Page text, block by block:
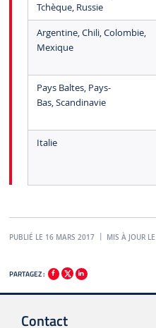
Tchèque, Russie
Argentine, Chili, Colombie,
Mexique
Pays Baltes, Pays-
Bas, Scandinavie
Italie
PUBLIÉ LE 16 MARS 2017 MIS À JOUR
PARTAGEZ :
Contact